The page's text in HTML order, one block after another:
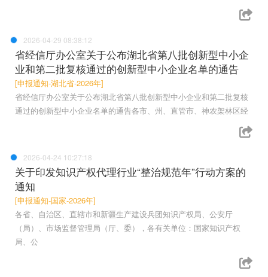
2026-04-29 08:38:12
省经信厅办公室关于公布湖北省第八批创新型中小企
业和第二批复核通过的创新型中小企业名单的通告
[申报通知-湖北省-2026年]
省经信厅办公室关于公布湖北省第八批创新型中小企业和第二批复核
通过的创新型中小企业名单的通告各市、州、直管市、神农架林区经
2026-04-24 10:27:18
关于印发知识产权代理行业“整治规范年”行动方案的
通知
[申报通知-国家-2026年]
各省、自治区、直辖市和新疆生产建设兵团知识产权局、公安厅
（局）、市场监督管理局（厅、委），各有关单位：国家知识产权
局、公